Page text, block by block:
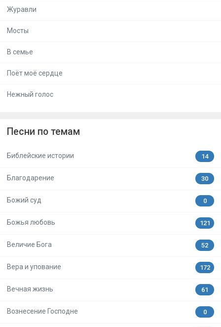
Журавли
Мосты
В семье
Поёт моё сердце
Нежный голос
Песни по темам
Библейские истории 14
Благодарение 30
Божий суд 0
Божья любовь 121
Величие Бога 52
Вера и упование 172
Вечная жизнь 61
Вознесение Господне 0